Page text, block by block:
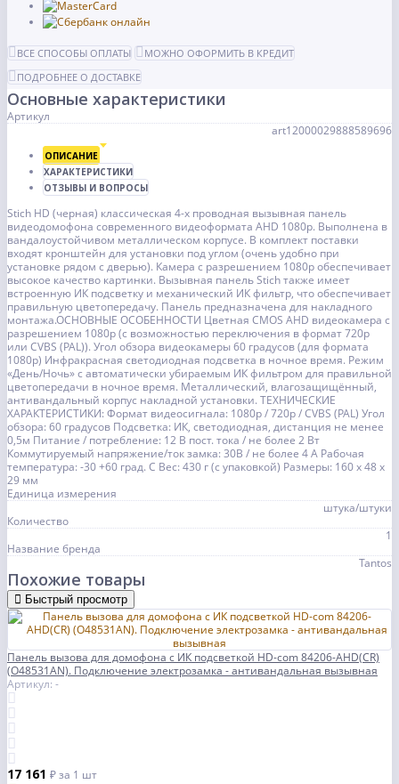
ВСЕ СПОСОБЫ ОПЛАТЫ
МОЖНО ОФОРМИТЬ В КРЕДИТ
ПОДРОБНЕЕ О ДОСТАВКЕ
Основные характеристики
Артикул
art12000029888589696
ОПИСАНИЕ
ХАРАКТЕРИСТИКИ
ОТЗЫВЫ И ВОПРОСЫ
Stich HD (черная) классическая 4-х проводная вызывная панель
видеодомофона современного видеоформата AHD 1080p. Выполнена в
вандалоустойчивом металлическом корпусе. В комплект поставки
входят кронштейн для установки под углом (очень удобно при
установке рядом с дверью). Камера с разрешением 1080p обеспечивает
высокое качество картинки. Вызывная панель Stich также имеет
встроенную ИК подсветку и механический ИК фильтр, что обеспечивает
правильную цветопередачу. Панель предназначена для накладного
монтажа.ОСНОВНЫЕ ОСОБЕННОСТИ Цветная CMOS AHD видеокамера с
разрешением 1080p (с возможностью переключения в формат 720p
или CVBS (PAL)). Угол обзора видеокамеры 60 градусов (для формата
1080p) Инфракрасная светодиодная подсветка в ночное время. Режим
«День/Ночь» с автоматически убираемым ИК фильтром для правильной
цветопередачи в ночное время. Металлический, влагозащищённый,
антивандальный корпус накладной установки. ТЕХНИЧЕСКИЕ
ХАРАКТЕРИСТИКИ: Формат видеосигнала: 1080p / 720p / CVBS (PAL) Угол
обзора: 60 градусов Подсветка: ИК, светодиодная, дистанция не менее
0,5м Питание / потребление: 12 В пост. тока / не более 2 Вт
Коммутируемый напряжение/ток замка: 30В / не более 4 А Рабочая
температура: -30 +60 град. С Вес: 430 г (с упаковкой) Размеры: 160 х 48 х
29 мм
Единица измерения
штука/штуки
Количество
1
Название бренда
Tantos
Похожие товары
Быстрый просмотр
Панель вызова для домофона с ИК подсветкой HD-com 84206-AHD(CR)
(O48531AN). Подключение электрозамка - антивандальная вызывная
Артикул: -
17 161 ₽за 1 шт